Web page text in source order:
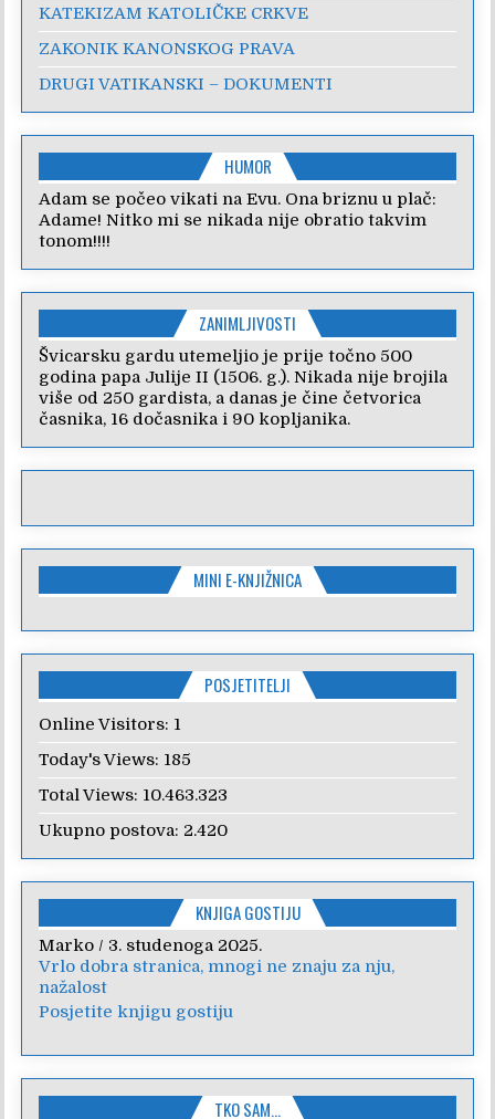
KATEKIZAM KATOLIČKE CRKVE
ZAKONIK KANONSKOG PRAVA
DRUGI VATIKANSKI – DOKUMENTI
HUMOR
Adam se počeo vikati na Evu. Ona briznu u plač:
Adame! Nitko mi se nikada nije obratio takvim
tonom!!!!
ZANIMLJIVOSTI
Švicarsku gardu utemeljio je prije točno 500
godina papa Julije II (1506. g.). Nikada nije brojila
više od 250 gardista, a danas je čine četvorica
časnika, 16 dočasnika i 90 kopljanika.
MINI E-KNJIŽNICA
POSJETITELJI
Online Visitors: 1
Today's Views: 185
Total Views: 10.463.323
Ukupno postova: 2.420
KNJIGA GOSTIJU
Marko / 3. studenoga 2025.
Vrlo dobra stranica, mnogi ne znaju za nju,
nažalost
Anica/7. veljače 2024.
Poštovanje, draga kolegice! Hvala Vam na
nesebičnom radu i promoviranju...
Posjetite knjigu gostiju
TKO SAM…